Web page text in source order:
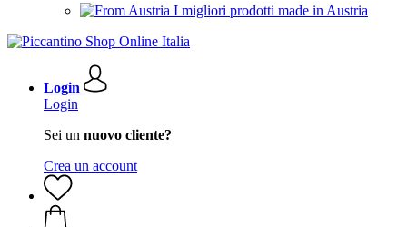
I migliori prodotti made in Austria
Login
Login
Sei un nuovo cliente?
Crea un account